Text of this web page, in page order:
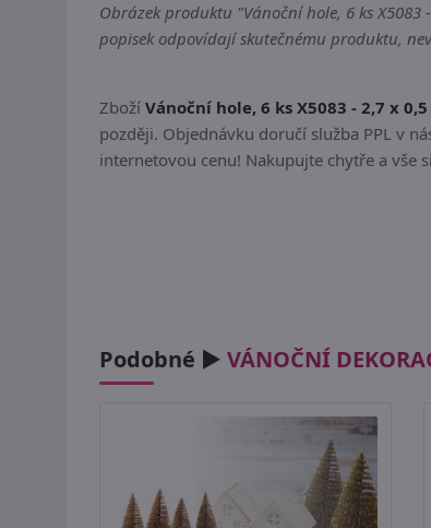
Obrázek produktu "Vánoční hole, 6 ks
popisek odpovídají skutečnému produktu,
Zboží Vánoční hole, 6 ks X5083 - 2,7 x
později. Objednávku doručí služba PPL v
internetovou cenu! Nakupujte chytře a vše
Podobné ► VÁNOČNÍ